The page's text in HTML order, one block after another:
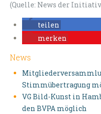
(Quelle: News der
teilen
merken
News
Stimmübertragung
VG Bild-Kunst in
den BVPA möglich